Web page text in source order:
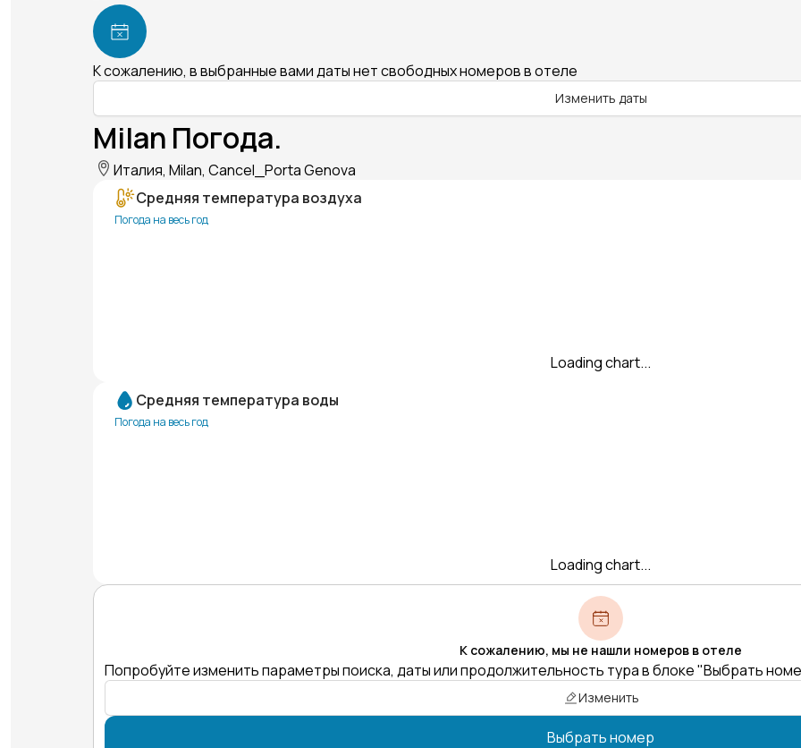
К сожалению, в выбранные вами даты нет свободных номеров в отеле
Изменить даты
Milan Погода.
Италия, Milan, Cancel_Porta Genova
Средняя температура воздуха
Погода на весь год
Loading chart...
Средняя температура воды
Погода на весь год
Loading chart...
К сожалению, мы не нашли номеров в отеле
Попробуйте изменить параметры поиска, даты или продолжительность тура в блоке "Выбрать
Изменить
Выбрать номер